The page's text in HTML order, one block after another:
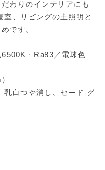
わりのインテリアにも
室、リビングの主照明と
です。
・Ra83／電球色
白つや消し、セード グ